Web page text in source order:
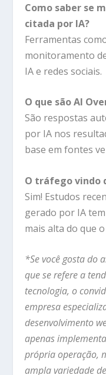
Como saber se
citada por IA?
Ferramentas
monitoramento
IA e redes sociais.
O que são AI
São respostas
por IA nos
base em fontes
O tráfego vindo
Sim! Estudos
gerado por IA
mais alta do que
*Se você gosta do
que se refere a
tecnologia, o
empresa
desenvolvimento
apenas
própria operação,
ampla variedade